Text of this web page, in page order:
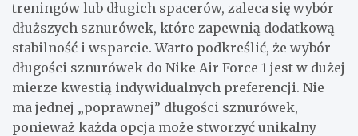
treningów lub długich spacerów, zaleca się wybór
dłuższych sznurówek, które zapewnią dodatkową
stabilność i wsparcie. Warto podkreślić, że wybór
długości sznurówek do Nike Air Force 1 jest w dużej
mierze kwestią indywidualnych preferencji. Nie
ma jednej „poprawnej” długości sznurówek,
ponieważ każda opcja może stworzyć unikalny